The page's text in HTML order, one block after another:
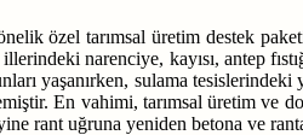
özel tarımsal üretim destek
narenciye, kayısı, antep
yaşanırken, sulama
En vahimi, tarımsal üretim ve
rant uğruna yeniden betona ve ranta